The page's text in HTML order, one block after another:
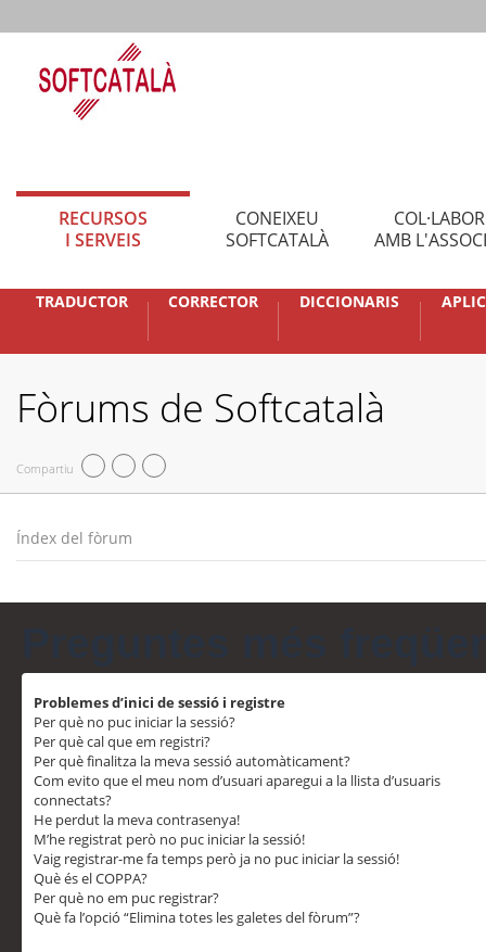
RECURSOS
I SERVEIS
CONEIXEU
SOFTCATALÀ
AMB
TRADUCTOR CORRECTOR DICCIONARIS
Fòrums de Softcatalà
Compartiu
Índex del fòrum
Problemes d’inici de sessió i registre
Per què no puc iniciar la sessió?
Per què cal que em registri?
Per què finalitza la meva sessió automàticament?
Com evito que el meu nom d’usuari aparegui a la llista d’usuaris
connectats?
He perdut la meva contrasenya!
M’he registrat però no puc iniciar la sessió!
Vaig registrar-me fa temps però ja no puc iniciar la sessió!
Què és el COPPA?
Per què no em puc registrar?
Què fa l’opció “Elimina totes les galetes del fòrum”?